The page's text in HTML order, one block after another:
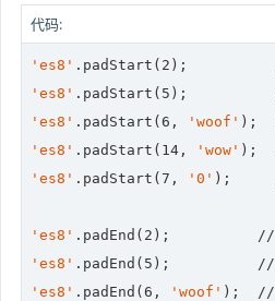
代码:
'es8' .padStart( 2 );
'es8' .padStart( 5 );
'es8' .padStart( 6 , 'woof' );
'es8' .padStart( 14 , 'wow' );
'es8' .padStart( 7 , '0' );
'es8' .padEnd( 2 ); //
'es8' .padEnd( 5 ); //
'es8' .padEnd( 6 , 'woof' ); //